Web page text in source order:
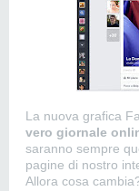
La nuova grafica
vero giornale
saranno sempre
pagine di nostro
Allora cosa